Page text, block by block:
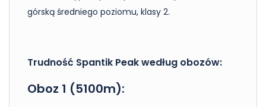
górską średniego poziomu, klasy 2.
Trudność Spantik Peak według obozów:
Oboz 1 (5100m):